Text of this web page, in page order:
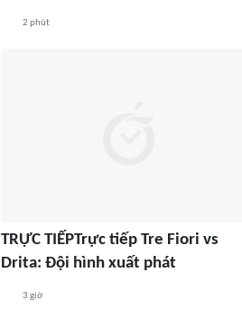
2 phút
TRỰC TIẾPTrực tiếp Tre Fiori vs
Drita: Đội hình xuất phát
3 giờ